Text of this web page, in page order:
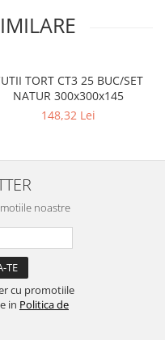
TORT CT3 25 BUC/SET
NATUR 300x300x145
148,32 Lei
noastre
cu promotiile
in Politica de